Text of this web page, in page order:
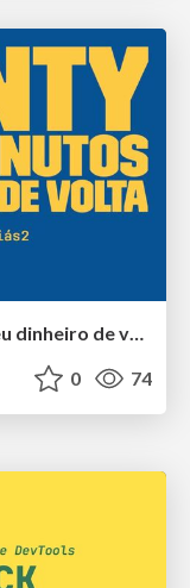
Eleventy: Sites em 3 minutos ou seu dinheiro de volta
0 74